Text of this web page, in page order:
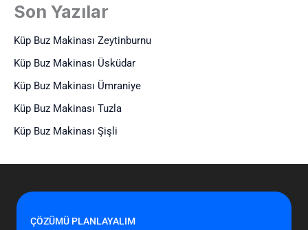
Son Yazılar
Küp Buz Makinası Zeytinburnu
Küp Buz Makinası Üsküdar
Küp Buz Makinası Ümraniye
Küp Buz Makinası Tuzla
Küp Buz Makinası Şişli
ÇÖZÜMÜ PLANLAYALIM